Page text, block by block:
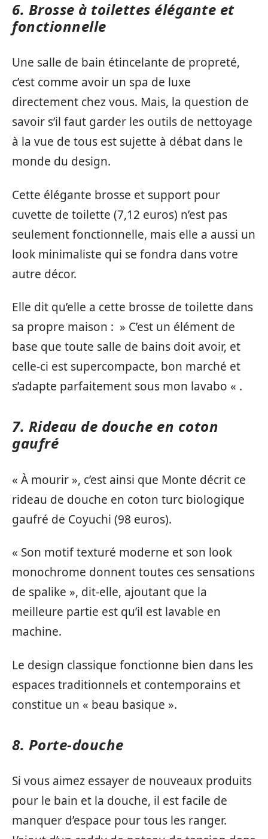
6. Brosse à toilettes élégante et
fonctionnelle
Une salle de bain étincelante de propreté,
c’est comme avoir un spa de luxe
directement chez vous. Mais, la question de
savoir s’il faut garder les outils de nettoyage
à la vue de tous est sujette à débat dans le
monde du design.
Cette élégante brosse et support pour
cuvette de toilette (7,12 euros) n’est pas
seulement fonctionnelle, mais elle a aussi un
look minimaliste qui se fondra dans votre
autre décor.
Elle dit qu’elle a cette brosse de toilette dans
sa propre maison : » C’est un élément de
base que toute salle de bains doit avoir, et
celle-ci est supercompacte, bon marché et
s’adapte parfaitement sous mon lavabo « .
7. Rideau de douche en coton
gaufré
« À mourir », c’est ainsi que Monte décrit ce
rideau de douche en coton turc biologique
gaufré de Coyuchi (98 euros).
« Son motif texturé moderne et son look
monochrome donnent toutes ces sensations
de spalike », dit-elle, ajoutant que la
meilleure partie est qu’il est lavable en
machine.
Le design classique fonctionne bien dans les
espaces traditionnels et contemporains et
constitue un « beau basique ».
8. Porte-douche
Si vous aimez essayer de nouveaux produits
pour le bain et la douche, il est facile de
manquer d’espace pour tous les ranger.